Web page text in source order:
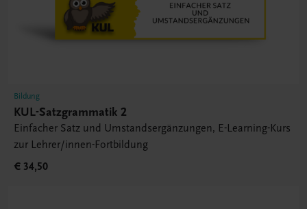
Bildung
KUL-Satzgrammatik 2
Einfacher Satz und Umstandsergänzungen, E-Learning-Kurs
zur Lehrer/innen-Fortbildung
€ 34,50